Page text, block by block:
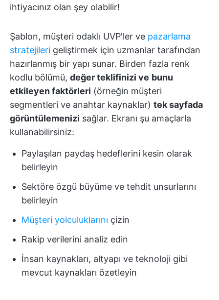
ihtiyacınız olan şey olabilir!
Şablon, müşteri odaklı UVP'ler ve pazarlama
stratejileri geliştirmek için uzmanlar tarafından
hazırlanmış bir yapı sunar. Birden fazla renk
kodlu bölümü, değer teklifinizi ve bunu
etkileyen faktörleri (örneğin müşteri
segmentleri ve anahtar kaynaklar) tek sayfada
görüntülemenizi sağlar. Ekranı şu amaçlarla
kullanabilirsiniz:
Paylaşılan paydaş hedeflerini kesin olarak
belirleyin
Sektöre özgü büyüme ve tehdit unsurlarını
belirleyin
Müşteri yolculuklarını çizin
Rakip verilerini analiz edin
İnsan kaynakları, altyapı ve teknoloji gibi
mevcut kaynakları özetleyin